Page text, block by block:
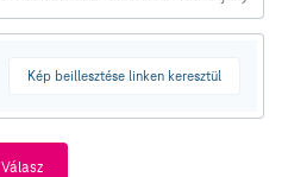
Kép beillesztése linken keresztül
Válasz